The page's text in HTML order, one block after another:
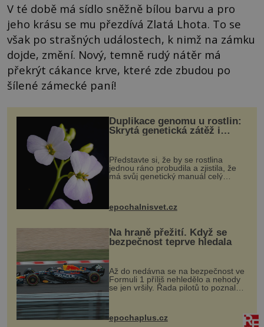
V té době má sídlo sněžně bílou barvu a pro
jeho krásu se mu přezdívá Zlatá Lhota. To se
však po strašných událostech, k nimž na zámku
dojde, změní. Nový, temně rudý nátěr má
překrýt cákance krve, které zde zbudou po
šílené zámecké paní!
Duplikace genomu u rostlin:
Skrytá genetická zátěž i
Představte si, že by se rostlina
jednou ráno probudila a zjistila, že
má svůj genetický manuál celý
vstupenka...
epochalnisvet.cz
Na hraně přežití. Když se
bezpečnost teprve hledala
Až do nedávna se na bezpečnost ve
Formuli 1 příliš nehledělo a nehody
se jen vršily. Řada pilotů to poznala
na vlastní kůži, často s trvalými
následky nebo bohužel i ztrátou
života. Dnes nepochopiteln...
epochaplus.cz